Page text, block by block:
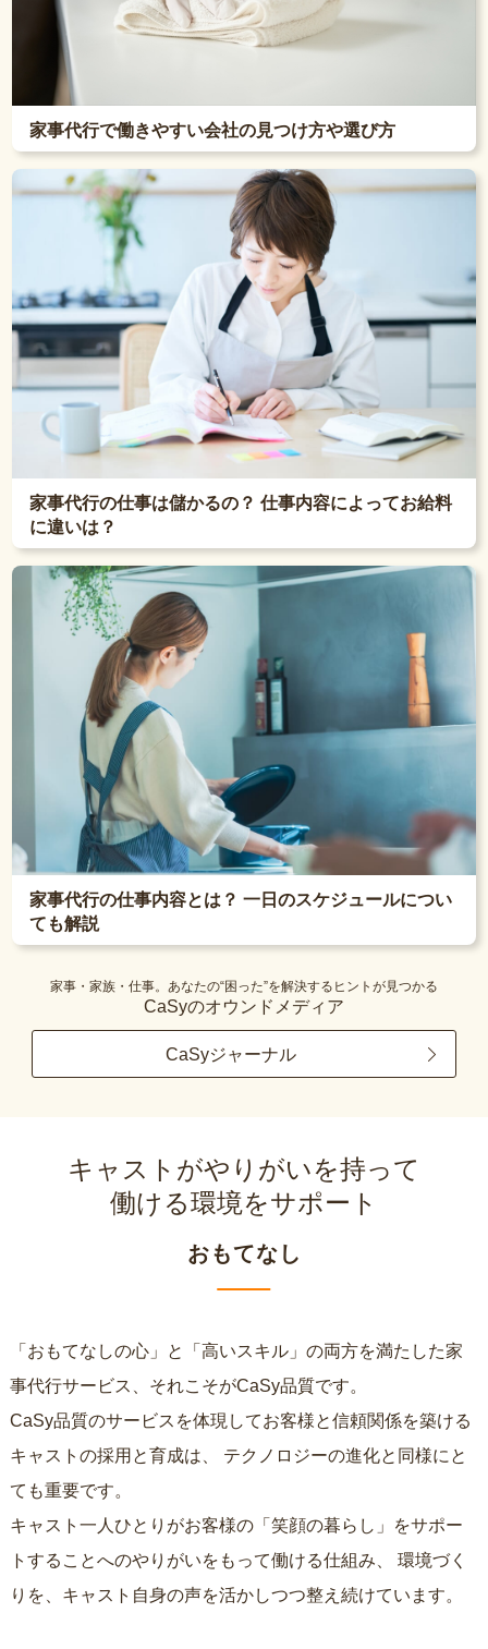
家事代行で働きやすい会社の見つけ方や選び方
家事代行の仕事は儲かるの？ 仕事内容によってお給料
に違いは？
家事代行の仕事内容とは？ 一日のスケジュールについ
ても解説
家事・家族・仕事。あなたの“困った”を解決するヒントが見つかる
CaSyのオウンドメディア
CaSyジャーナル
キャストがやりがいを持って
働ける環境をサポート
おもてなし
「おもてなしの心」と「高いスキル」の両方を満たした家
事代行サービス、それこそがCaSy品質です。
CaSy品質のサービスを体現してお客様と信頼関係を築ける
キャストの採用と育成は、
ても重要です。
キャスト一人ひとりがお客様の「笑顔の暮らし」をサポー
トすることへのやりがいをもって働ける仕組み、
りを、キャスト自身の声を活かしつつ整え続けています。